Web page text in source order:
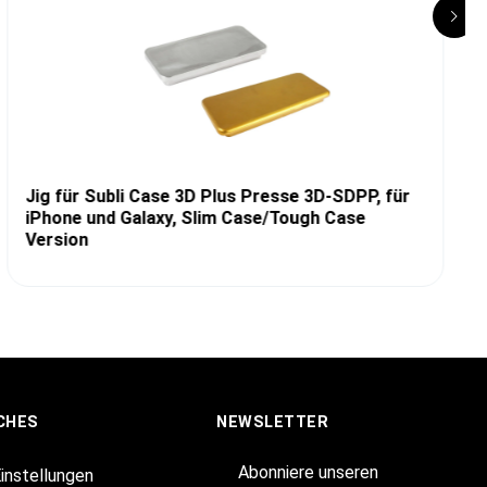
Jig für Subli Case 3D Plus Presse 3D-SDPP, für
iPhone und Galaxy, Slim Case/Tough Case
Version
NEWSLETTER
Abonniere unseren